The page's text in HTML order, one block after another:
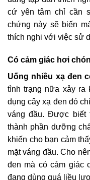
cứ yên tâm chỉ cần
chứng này sẽ biến
thích nghi với việc sử
Có cảm giác hơi
Uống nhiều xạ đen
tình trạng nữa xảy
dụng cây xạ đen đó
váng đầu. Được biết
thành phần dưỡng
khiến cho bạn cảm
mặt váng đầu. Cho
đen mà có cảm giác
đang dùng quá liều